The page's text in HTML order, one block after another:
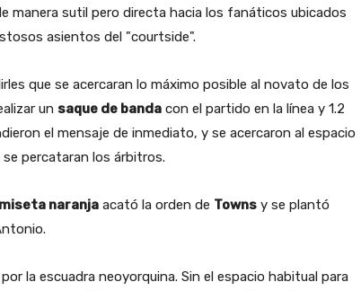
manera sutil pero directa hacia los fanáticos ubicados
asientos del "courtside".
que se acercaran lo máximo posible al novato de los
un saque de banda con el partido en la línea y 1.2
el mensaje de inmediato, y se acercaron al espacio
percataran los árbitros.
naranja acató la orden de Towns y se plantó
la escuadra neoyorquina. Sin el espacio habitual para